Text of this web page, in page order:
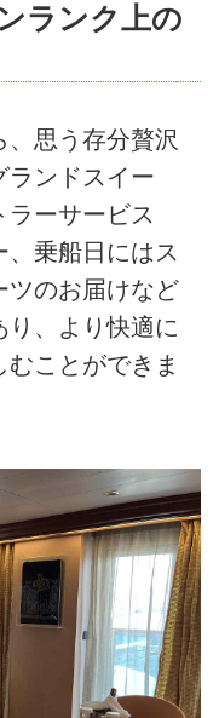
ランク上の
、思う存分贅沢
ランドスイー
ーサービス
乗船日にはス
ツのお届けなど
り、より快適に
ことができま